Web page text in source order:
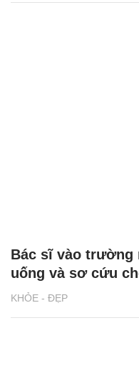
KHỎE - ĐẸP
Bác sĩ vào trường
uống và sơ cứu